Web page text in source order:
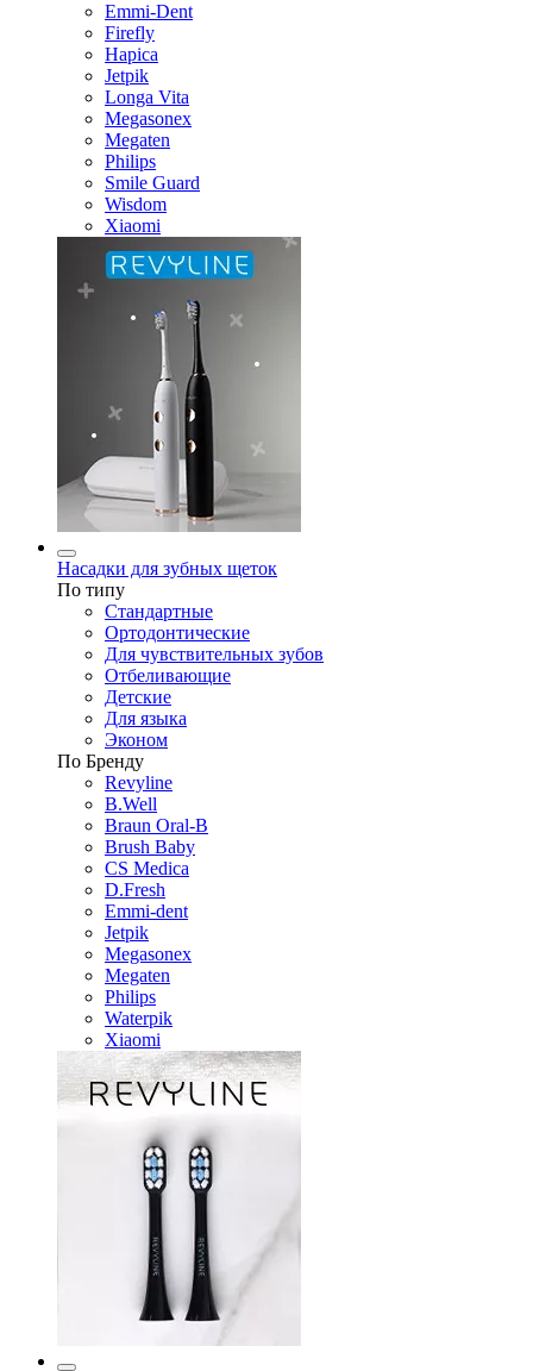
Emmi-Dent
Firefly
Hapica
Jetpik
Longa Vita
Megasonex
Megaten
Philips
Smile Guard
Wisdom
Xiaomi
Насадки для зубных щеток
По типу
Стандартные
Ортодонтические
Для чувствительных зубов
Отбеливающие
Детские
Для языка
Эконом
По Бренду
Revyline
B.Well
Braun Oral-B
Brush Baby
CS Medica
D.Fresh
Emmi-dent
Jetpik
Megasonex
Megaten
Philips
Waterpik
Xiaomi